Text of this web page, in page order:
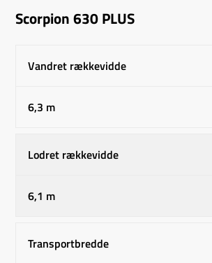
Scorpion 630 PLUS
Vandret rækkevidde
6,3 m
Lodret rækkevidde
6,1 m
Transportbredde